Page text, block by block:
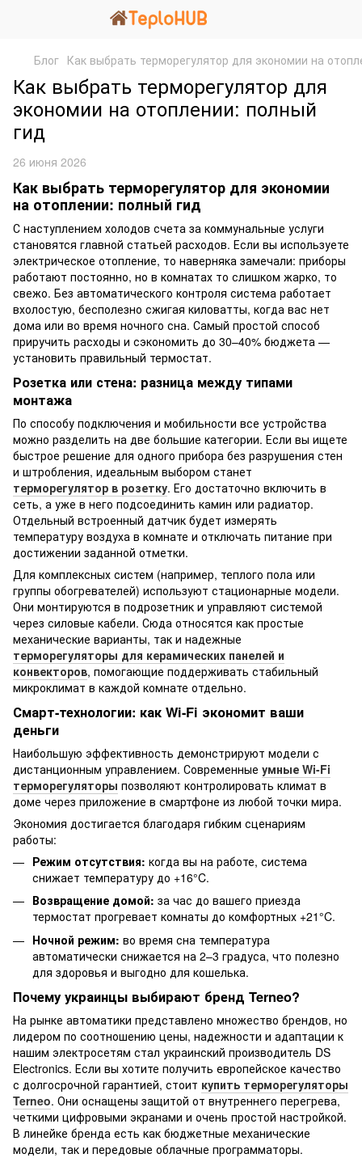
Блог Как выбрать терморегулятор для экономии на
Как выбрать терморегулятор для
экономии на отоплении: полный
гид
26 июня 2026
Как выбрать терморегулятор для экономии
на отоплении: полный гид
С наступлением холодов счета за коммунальные услуги
становятся главной статьей расходов. Если вы используете
электрическое отопление, то наверняка замечали: приборы
работают постоянно, но в комнатах то слишком жарко, то
свежо. Без автоматического контроля система работает
вхолостую, бесполезно сжигая киловатты, когда вас нет
дома или во время ночного сна. Самый простой способ
приручить расходы и сэкономить до 30–40% бюджета —
установить правильный термостат.
Розетка или стена: разница между типами
монтажа
По способу подключения и мобильности все устройства
можно разделить на две большие категории. Если вы ищете
быстрое решение для одного прибора без разрушения стен
и штробления, идеальным выбором станет
терморегулятор в розетку. Его достаточно включить в
сеть, а уже в него подсоединить камин или радиатор.
Отдельный встроенный датчик будет измерять
температуру воздуха в комнате и отключать питание при
достижении заданной отметки.
Для комплексных систем (например, теплого пола или
группы обогревателей) используют стационарные модели.
Они монтируются в подрозетник и управляют системой
через силовые кабели. Сюда относятся как простые
механические варианты, так и надежные
терморегуляторы для керамических панелей и
конвекторов, помогающие поддерживать стабильный
микроклимат в каждой комнате отдельно.
Смарт-технологии: как Wi-Fi экономит ваши
деньги
Наибольшую эффективность демонстрируют модели с
дистанционным управлением. Современные умные Wi-Fi
терморегуляторы позволяют контролировать климат в
доме через приложение в смартфоне из любой точки мира.
Экономия достигается благодаря гибким сценариям
работы:
Режим отсутствия: когда вы на работе, система
снижает температуру до +16°C.
Возвращение домой: за час до вашего приезда
термостат прогревает комнаты до комфортных +21°C.
Ночной режим: во время сна температура
автоматически снижается на 2–3 градуса, что полезно
для здоровья и выгодно для кошелька.
Почему украинцы выбирают бренд Terneo?
На рынке автоматики представлено множество брендов, но
лидером по соотношению цены, надежности и адаптации к
нашим электросетям стал украинский производитель DS
Electronics. Если вы хотите получить европейское качество
с долгосрочной гарантией, стоит купить терморегуляторы
Terneo. Они оснащены защитой от внутреннего перегрева,
четкими цифровыми экранами и очень простой настройкой.
В линейке бренда есть как бюджетные механические
модели, так и передовые облачные программаторы.